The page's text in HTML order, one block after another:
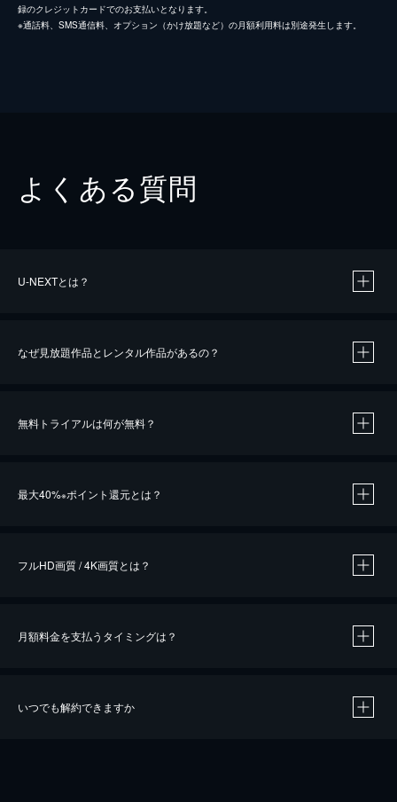
録のクレジットカードでのお支払いとなります。
※通話料、SMS通信料、オプション（かけ放題など）の月額利用料は別途発生します。
よくある質問
U-NEXTとは？
なぜ見放題作品とレンタル作品があるの？
無料トライアルは何が無料？
最大40%※ポイント還元とは？
※40％ポイント還元の対象は、クレジットカード決済による作品の購入 / レンタルです。
iOSアプリのUコイン決済による作品の購入 / レンタルは、20％のポイント還元です。
フルHD画質 / 4K画質とは？
月額料金を支払うタイミングは？
いつでも解約できますか